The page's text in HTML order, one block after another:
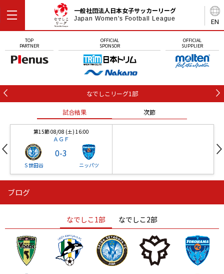
EN
一般社団法人日本女子サッカーリーグ
Japan Women's Football League
TOP
PARTNER
OFFICIAL
SPONSOR
OFFICIAL
SUPPLIER
なでしこリーグ1部
試合結果 次節
第15節 08/08 (土) 16:00
ＡＧＦ
Ｓ世田谷
0-3
ニッパツ
ニッパツ
ニッパツ 名古屋
石人の星
静岡 愛媛Ｌ
ブログ
なでしこ1部 なでしこ2部